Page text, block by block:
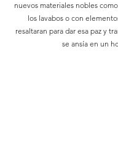
nuevos materiales nobles
los lavabos o con
resaltaran para dar esa paz y
se ansía en un